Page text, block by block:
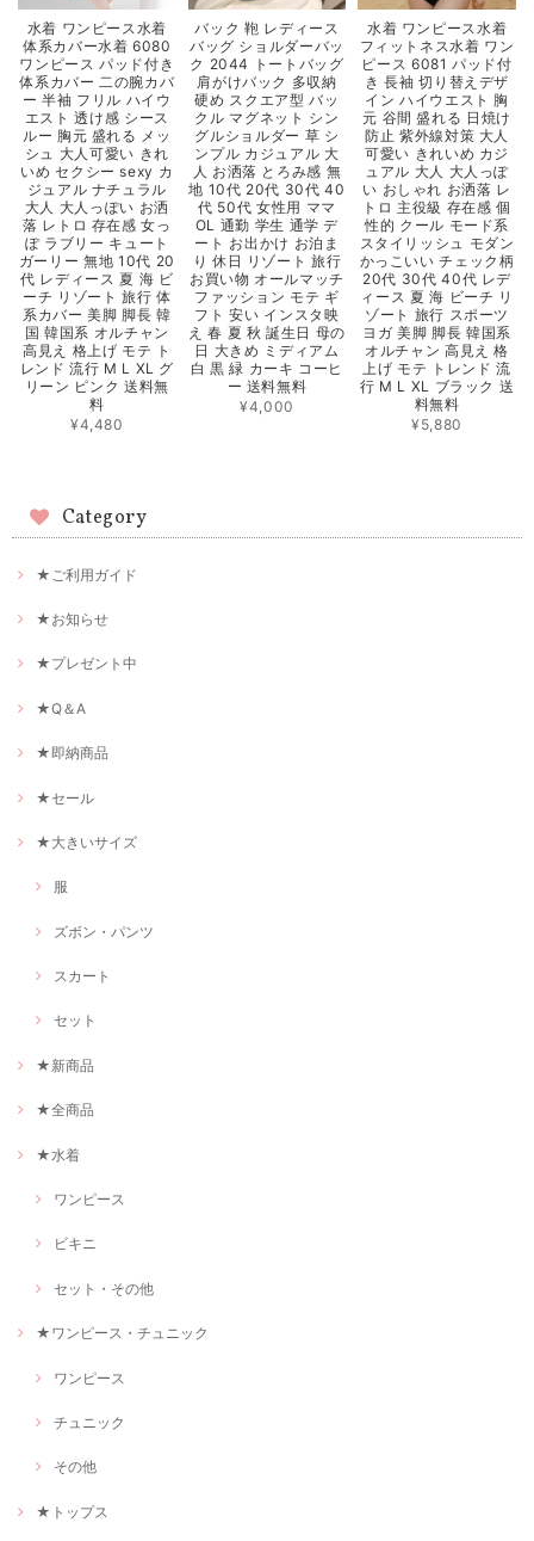
水着 ワンピース水着
体系カバー水着 6080
ワンピース パッド付き
体系カバー 二の腕カバ
ー 半袖 フリル ハイウ
エスト 透け感 シース
ルー 胸元 盛れる メッ
シュ 大人可愛い きれ
いめ セクシー sexy カ
ジュアル ナチュラル
大人 大人っぽい お洒
落 レトロ 存在感 女っ
ぽ ラブリー キュート
ガーリー 無地 10代 20
代 レディース 夏 海 ビ
ーチ リゾート 旅行 体
系カバー 美脚 脚長 韓
国 韓国系 オルチャン
高見え 格上げ モテ ト
レンド 流行 M L XL グ
リーン ピンク 送料無
料
¥4,480
バック 鞄 レディース
バッグ ショルダーバッ
ク 2044 トートバッグ
肩がけバック 多収納
硬め スクエア型 バッ
クル マグネット シン
グルショルダー 草 シ
ンプル カジュアル 大
人 お洒落 とろみ感 無
地 10代 20代 30代 40
代 50代 女性用 ママ
OL 通勤 学生 通学 デ
ート お出かけ お泊ま
り 休日 リゾート 旅行
お買い物 オールマッチ
ファッション モテ ギ
フト 安い インスタ映
え 春 夏 秋 誕生日 母の
日 大きめ ミディアム
白 黒 緑 カーキ コーヒ
ー 送料無料
¥4,000
水着 ワンピース水着
フィットネス水着 ワン
ピース 6081 パッド付
き 長袖 切り替えデザ
イン ハイウエスト 胸
元 谷間 盛れる 日焼け
防止 紫外線対策 大人
可愛い きれいめ カジ
ュアル 大人 大人っぽ
い おしゃれ お洒落 レ
トロ 主役級 存在感 個
性的 クール モード系
スタイリッシュ モダン
かっこいい チェック柄
20代 30代 40代 レデ
ィース 夏 海 ビーチ リ
ゾート 旅行 スポーツ
ヨガ 美脚 脚長 韓国系
オルチャン 高見え 格
上げ モテ トレンド 流
行 M L XL ブラック 送
料無料
¥5,880
Category
★ご利用ガイド
★お知らせ
★プレゼント中
★Q＆A
★即納商品
★セール
★大きいサイズ
服
ズボン・パンツ
スカート
セット
★新商品
★全商品
★水着
ワンピース
ビキニ
セット・その他
★ワンピース・チュニック
ワンピース
チュニック
その他
★トップス